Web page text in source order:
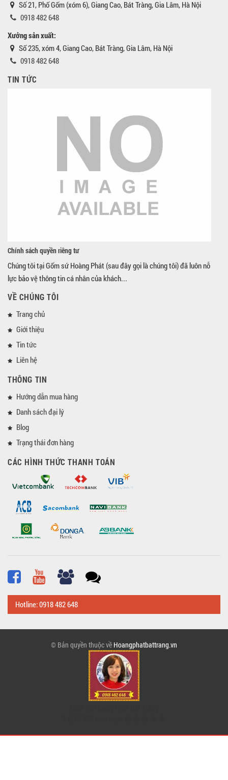
Số 21, Phố Gốm (xóm 6), Giang Cao, Bát Tràng, Gia Lâm, Hà Nội
0918 482 648
Xưởng sản xuất:
Số 235, xóm 4, Giang Cao, Bát Tràng, Gia Lâm, Hà Nội
0918 482 648
TIN TỨC
Chính sách quyền riêng tư
Chúng tôi tại Gốm sứ Hoàng Phát (sau đây gọi là chúng tôi) đã luôn nỗ
lực bảo vệ thông tin cá nhân của khách...
VỀ CHÚNG TÔI
Trang chủ
Giới thiệu
Tin tức
Liên hệ
THÔNG TIN
Hướng dẫn mua hàng
Danh sách đại lý
Blog
Trạng thái đơn hàng
CÁC HÌNH THỨC THANH TOÁN
Hotline: 0918 482 648
© Bản quyền thuộc về Hoangphatbattrang.vn